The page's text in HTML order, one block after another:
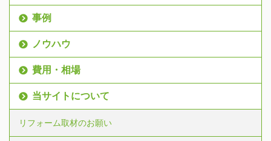
事例
ノウハウ
費用・相場
当サイトについて
リフォーム取材のお願い